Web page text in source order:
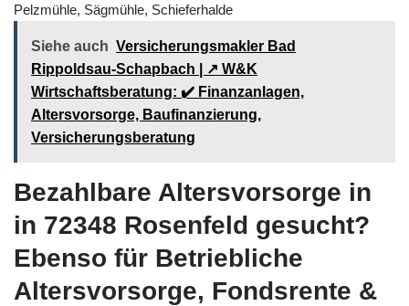
Pelzmühle, Sägmühle, Schieferhalde
Siehe auch Versicherungsmakler Bad
Rippoldsau-Schapbach | ↗️ W&K
Wirtschaftsberatung: ✔️ Finanzanlagen,
Altersvorsorge, Baufinanzierung,
Versicherungsberatung
Bezahlbare Altersvorsorge in
in 72348 Rosenfeld gesucht?
Ebenso für Betriebliche
Altersvorsorge, Fondsrente &